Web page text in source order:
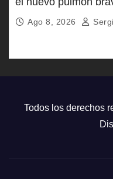
Ago 8, 2026
Todos los derechos